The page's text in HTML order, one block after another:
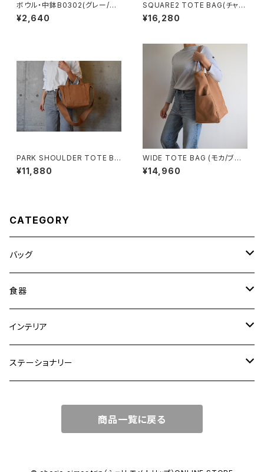
ボウル・中鉢B0302(グレー/ベ
ージュ)
¥2,640
SQUARE2 TOTE BAG(チャコ
ール/グレー）
¥16,280
PARK SHOULDER TOTE BA
G (モカ/ベージュ)
¥11,880
WIDE TOTE BAG (モカ/ブラ
ウン)
¥14,960
CATEGORY
バッグ
トートバッグ
ショルダーバッグ
ワンハンドルバッグ
リュック
食器
大皿
中皿
カップ
インテリア
花瓶・フラワーベース
ステーショナリー
マガジンカバー
商品一覧に戻る